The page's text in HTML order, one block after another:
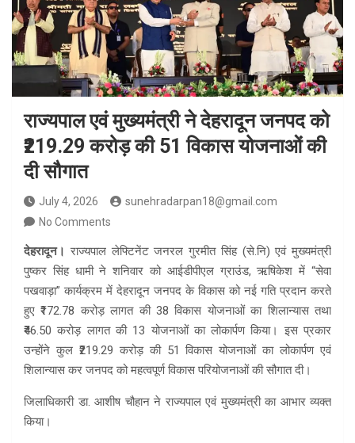
राज्यपाल एवं मुख्यमंत्री ने देहरादून जनपद को
₹219.29 करोड़ की 51 विकास योजनाओं की
दी सौगात
July 4, 2026
sunehradarpan18@gmail.com
No Comments
देहरादून। राज्यपाल लेफ्टिनेंट जनरल गुरमीत सिंह (से.नि) एवं मुख्यमंत्री
पुष्कर सिंह धामी ने शनिवार को आईडीपीएल ग्राउंड, ऋषिकेश में “सेवा
पखवाड़ा” कार्यक्रम में देहरादून जनपद के विकास को नई गति प्रदान करते
हुए ₹172.78 करोड़ लागत की 38 विकास योजनाओं का शिलान्यास तथा
₹46.50 करोड़ लागत की 13 योजनाओं का लोकार्पण किया। इस प्रकार
उन्होंने कुल ₹219.29 करोड़ की 51 विकास योजनाओं का लोकार्पण एवं
शिलान्यास कर जनपद को महत्वपूर्ण विकास परियोजनाओं की सौगात दी।
जिलाधिकारी डा. आशीष चौहान ने राज्यपाल एवं मुख्यमंत्री का आभार व्यक्त
किया।